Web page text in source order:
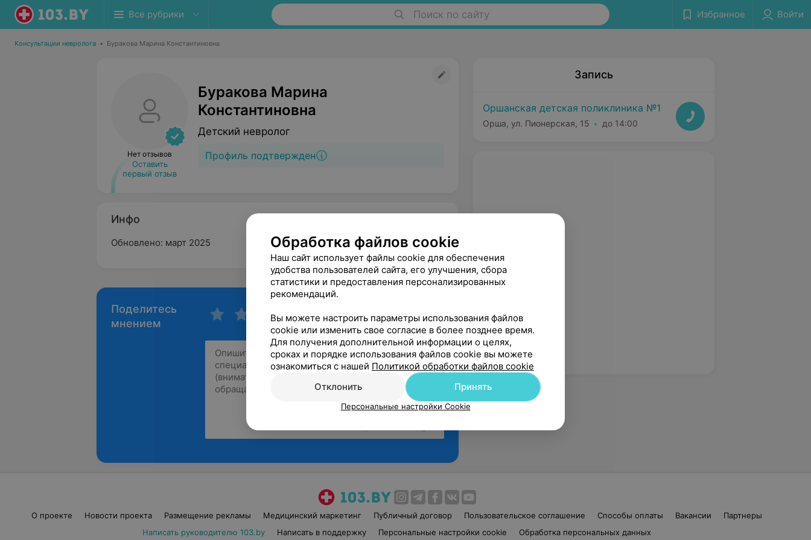
Все рубрики Поиск по сайту Избранное Войти
Консультации невролога • Буракова Марина Константиновна
Нет отзывов
Оставить
первый отзыв
Буракова Марина
Константиновна
Детский невролог
Профиль подтвержден
Инфо
Обновлено: март 2025
Поделитесь
мнением
Запись
Оршанская детская поликлиника №1
Орша, ул. Пионерская, 15 до 14:00
О проекте Новости проекта Размещение рекламы Медицинский маркетинг Публичный договор Пользовательское соглашение Способы оплаты Вакансии
Партнеры
Написать руководителю 103.by
Написать в поддержку Персональные настройки cookie Обработка персональных данных
Обработка файлов cookie
Наш сайт использует файлы cookie для обеспечения
удобства пользователей сайта, его улучшения, сбора
статистики и предоставления персонализированных
рекомендаций.
Вы можете настроить параметры использования файлов
cookie или изменить свое согласие в более позднее время.
Для получения дополнительной информации о целях,
сроках и порядке использования файлов cookie вы можете
ознакомиться с нашей Политикой обработки файлов cookie
Отклонить
Принять
Персональные настройки Cookie